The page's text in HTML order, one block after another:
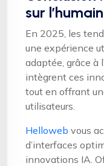
sur l’humain
En 2025, les
une expérience
adaptée, grâce à
intègrent ces
tout en offrant
utilisateurs.
Helloweb vous
d’interfaces
innovations IA.